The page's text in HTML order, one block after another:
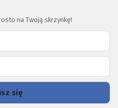
na Twoją skrzynkę!
się